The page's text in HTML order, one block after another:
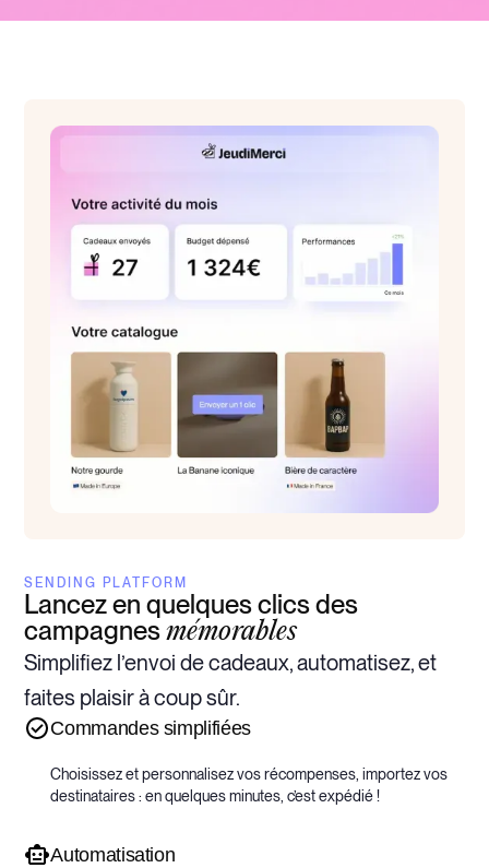
SENDING PLATFORM
Lancez en quelques clics des
campagnesmémorables
Simplifiez l’envoi de cadeaux, automatisez, et
faites plaisir à coup sûr.
Commandes simplifiées
Choisissez et personnalisez vos récompenses, importez vos
destinataires : en quelques minutes, c’est expédié !
Automatisation